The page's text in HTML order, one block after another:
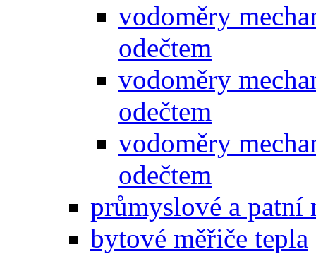
vodoměry
odečtem
vodoměry
odečtem
vodoměry
odečtem
průmyslové a patní
bytové měřiče tepla